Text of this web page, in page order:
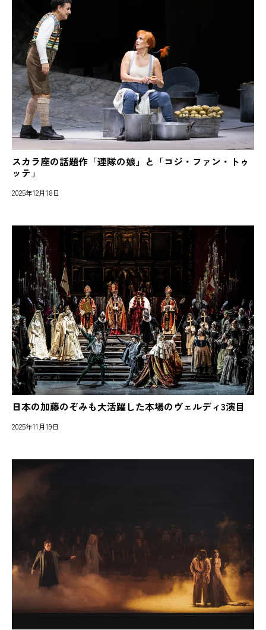
スカラ座の話題作「連隊の娘」と「コジ・ファン・トゥ
ッテ」
2025年12月18日
日本の加藤のぞみも大活躍した本場のヴェルディ3演目
2025年11月19日